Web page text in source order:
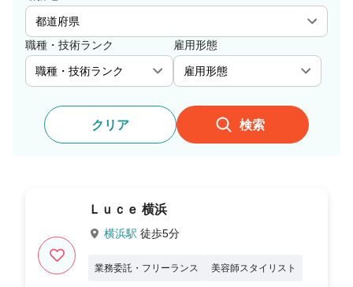
職種・技術ランク 雇用形態
クリア 検索
Ｌｕｃｅ 横浜
横浜駅 徒歩5分
業務委託・フリーランス 美容師スタイリスト